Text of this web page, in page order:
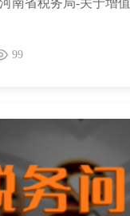
99